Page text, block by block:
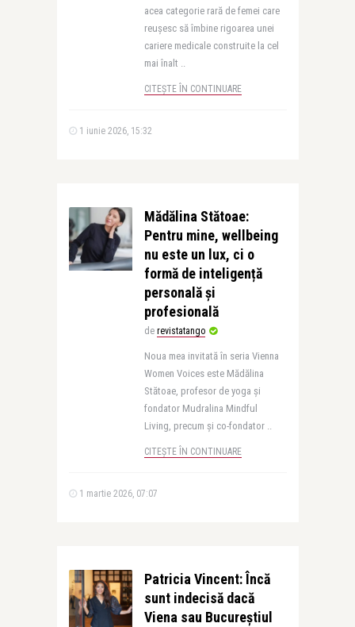
acea categorie rară de femei care
reușesc să îmbine rigoarea unei
cariere medicale construite la cel
mai înalt ..
CITEȘTE ÎN CONTINUARE
1 iunie 2026, 15:32
Mădălina Stătoae:
Pentru mine, wellbeing
nu este un lux, ci o
formă de inteligență
personală și
profesională
de revistatango
Noua mea invitată în seria Vienna
Women Voices este Mădălina
Stătoae, profesor de yoga și
fondator Mudralina Mindful
Living, precum și co-fondator ..
CITEȘTE ÎN CONTINUARE
1 martie 2026, 07:07
Patricia Vincent: Încă
sunt indecisă dacă
Viena sau Bucureștiul